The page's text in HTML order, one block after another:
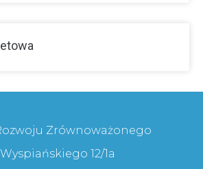
Zrównoważonego
12/1a